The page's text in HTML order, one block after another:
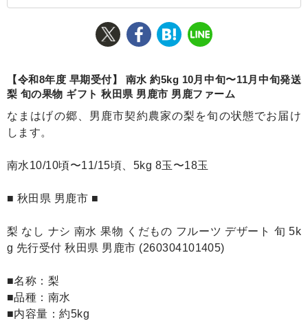
【令和8年度 早期受付】 南水 約5kg 10月中旬〜11月中旬発送
梨 旬の果物 ギフト 秋田県 男鹿市 男鹿ファーム
なまはげの郷、男鹿市契約農家の梨を旬の状態でお届け
します。
南水10/10頃〜11/15頃、5kg 8玉〜18玉
■ 秋田県 男鹿市 ■
梨 なし ナシ 南水 果物 くだもの フルーツ デザート 旬 5k
g 先行受付 秋田県 男鹿市 (260304101405)
■名称：梨
■品種：南水
■内容量：約5kg